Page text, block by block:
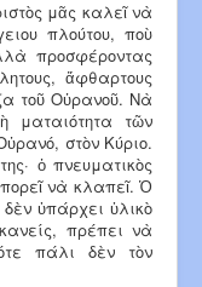
μᾶς καλεῖ νὰ
πλούτου, ποὺ
προσ­φέροντας
ἄφθαρτους
τοῦ Οὐρανοῦ. Νὰ
ματαιότητα τῶν
στὸν Κύριο.
ὁ πνευματικὸς
νὰ κλαπεῖ. Ὁ
δὲν ὑπάρχει ὑλικὸ
πρέπει νὰ
πάλι δὲν τὸν